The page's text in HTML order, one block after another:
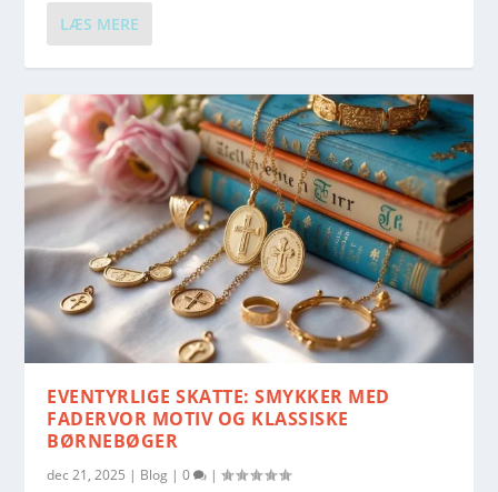
LÆS MERE
EVENTYRLIGE SKATTE: SMYKKER MED
FADERVOR MOTIV OG KLASSISKE
BØRNEBØGER
dec 21, 2025 | Blog |0 |